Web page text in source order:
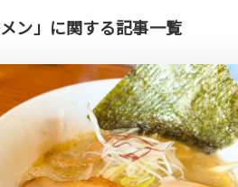
メン」に関する記事一覧